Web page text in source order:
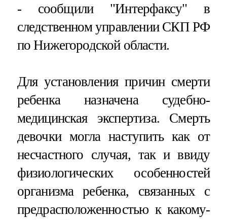
- сообщили "Интерфаксу" в
следственном управлении СКП РФ
по Нижегородской области.
Для установления причин смерти
ребенка назначена судебно-
медицинская экспертиза. Смерть
девочки могла наступить как от
несчастного случая, так и ввиду
физиологических особенностей
организма ребенка, связанных с
предрасположенностью к какому-